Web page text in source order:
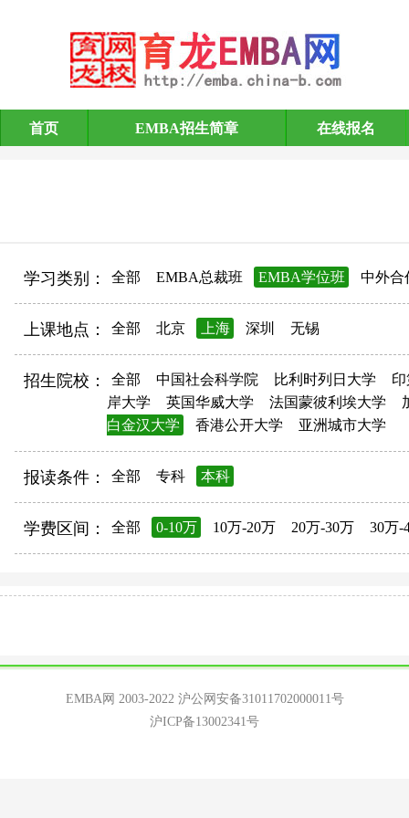
EMBA招生简章
首页 EMBA招生简章 在线报名
学习类别： 全部 EMBA总裁班 EMBA学位班 中外合
上课地点： 全部 北京 上海 深圳 无锡
招生院校： 全部 中国社会科学院 比利时列日大学
岸大学
英国华威大学 法国蒙彼利埃大学
白金汉大学
香港公开大学 亚洲城市大学
报读条件： 全部 专科 本科
学费区间： 全部 0-10万 10万-20万 20万-30万 30万-
EMBA网 2003-2022 沪公网安备31011702000011号
沪ICP备13002341号